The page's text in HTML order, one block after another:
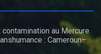
au Mercure
: Cameroun–